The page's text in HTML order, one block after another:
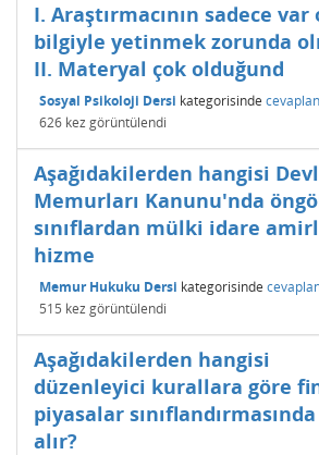
I. Araştırmacının sadece var
bilgiyle yetinmek zorunda
II. Materyal çok olduğund
Sosyal Psikoloji Dersi kategorisinde
626 kez görüntülendi
Aşağıdakilerden hangisi
Memurları Kanunu'nda
sınıflardan mülki idare
hizme
Memur Hukuku Dersi kategorisinde
515 kez görüntülendi
Aşağıdakilerden hangisi
düzenleyici kurallara göre
piyasalar
alır?